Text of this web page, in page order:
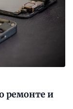
ремонте и